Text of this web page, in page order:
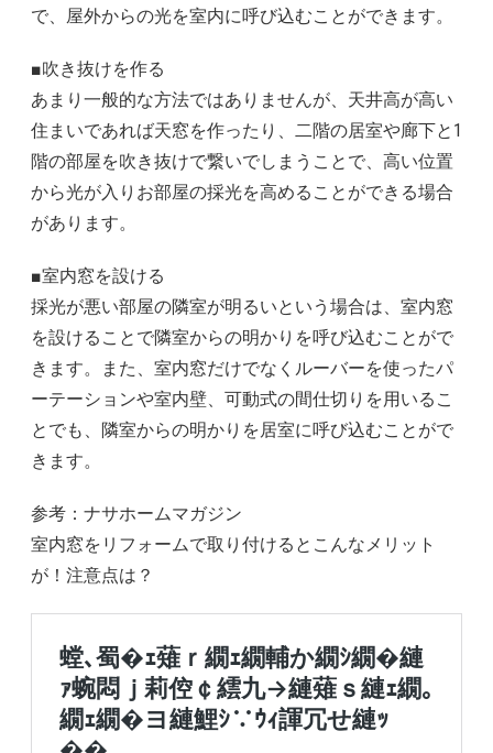
で、屋外からの光を室内に呼び込むことができます。
■吹き抜けを作る
あまり一般的な方法ではありませんが、天井高が高い
住まいであれば天窓を作ったり、二階の居室や廊下と1
階の部屋を吹き抜けで繋いでしまうことで、高い位置
から光が入りお部屋の採光を高めることができる場合
があります。
■室内窓を設ける
採光が悪い部屋の隣室が明るいという場合は、室内窓
を設けることで隣室からの明かりを呼び込むことがで
きます。また、室内窓だけでなくルーバーを使ったパ
ーテーションや室内壁、可動式の間仕切りを用いるこ
とでも、隣室からの明かりを居室に呼び込むことがで
きます。
参考：ナサホームマガジン
室内窓をリフォームで取り付けるとこんなメリット
が！注意点は？